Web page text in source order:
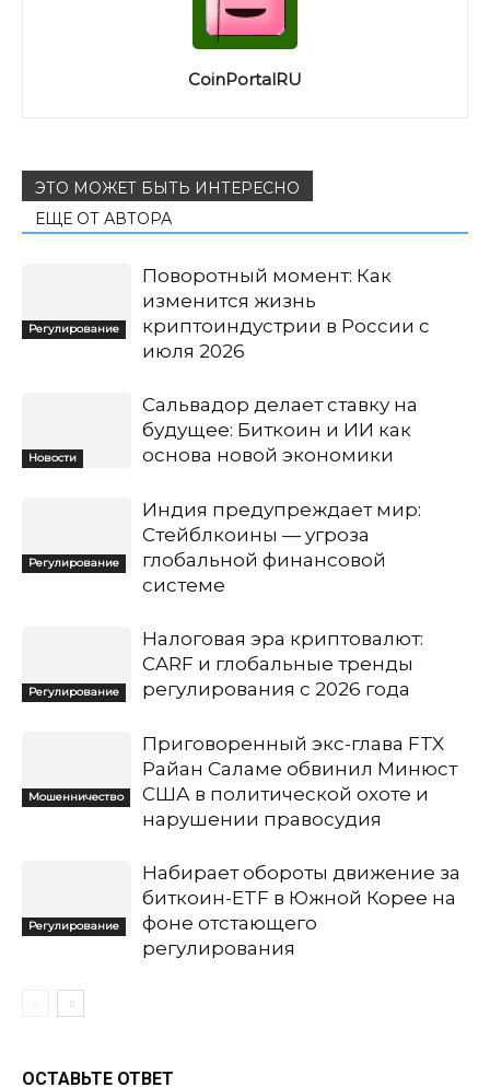
CoinPortalRU
ЭТО МОЖЕТ БЫТЬ ИНТЕРЕСНО
ЕЩЕ ОТ АВТОРА
Регулирование
Поворотный момент: Как
изменится жизнь
криптоиндустрии в России с
июля 2026
Новости
Сальвадор делает ставку на
будущее: Биткоин и ИИ как
основа новой экономики
Регулирование
Индия предупреждает мир:
Стейблкоины — угроза
глобальной финансовой
системе
Регулирование
Налоговая эра криптовалют:
CARF и глобальные тренды
регулирования с 2026 года
Мошенничество
Приговоренный экс-глава FTX
Райан Саламе обвинил Минюст
США в политической охоте и
нарушении правосудия
Регулирование
Набирает обороты движение за
биткоин-ETF в Южной Корее на
фоне отстающего
регулирования
ОСТАВЬТЕ ОТВЕТ